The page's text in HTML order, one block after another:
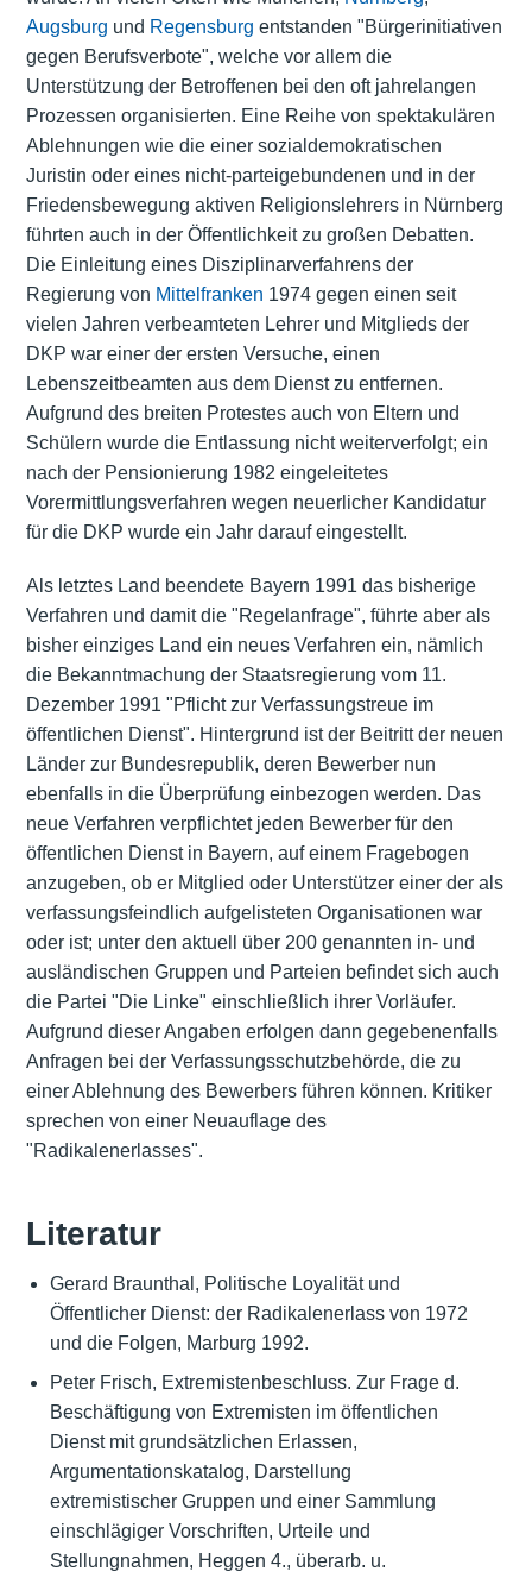
Augsburg und Regensburg entstanden "Bürgerinitiativen
gegen Berufsverbote", welche vor allem die
Unterstützung der Betroffenen bei den oft jahrelangen
Prozessen organisierten. Eine Reihe von spektakulären
Ablehnungen wie die einer sozialdemokratischen
Juristin oder eines nicht-parteigebundenen und in der
Friedensbewegung aktiven Religionslehrers in Nürnberg
führten auch in der Öffentlichkeit zu großen Debatten.
Die Einleitung eines Disziplinarverfahrens der
Regierung von Mittelfranken 1974 gegen einen seit
vielen Jahren verbeamteten Lehrer und Mitglieds der
DKP war einer der ersten Versuche, einen
Lebenszeitbeamten aus dem Dienst zu entfernen.
Aufgrund des breiten Protestes auch von Eltern und
Schülern wurde die Entlassung nicht weiterverfolgt; ein
nach der Pensionierung 1982 eingeleitetes
Vorermittlungsverfahren wegen neuerlicher Kandidatur
für die DKP wurde ein Jahr darauf eingestellt.
Als letztes Land beendete Bayern 1991 das bisherige
Verfahren und damit die "Regelanfrage", führte aber als
bisher einziges Land ein neues Verfahren ein, nämlich
die Bekanntmachung der Staatsregierung vom 11.
Dezember 1991 "Pflicht zur Verfassungstreue im
öffentlichen Dienst". Hintergrund ist der Beitritt der neuen
Länder zur Bundesrepublik, deren Bewerber nun
ebenfalls in die Überprüfung einbezogen werden. Das
neue Verfahren verpflichtet jeden Bewerber für den
öffentlichen Dienst in Bayern, auf einem Fragebogen
anzugeben, ob er Mitglied oder Unterstützer einer der als
verfassungsfeindlich aufgelisteten Organisationen war
oder ist; unter den aktuell über 200 genannten in- und
ausländischen Gruppen und Parteien befindet sich auch
die Partei "Die Linke" einschließlich ihrer Vorläufer.
Aufgrund dieser Angaben erfolgen dann gegebenenfalls
Anfragen bei der Verfassungsschutzbehörde, die zu
einer Ablehnung des Bewerbers führen können. Kritiker
sprechen von einer Neuauflage des
"Radikalenerlasses".
Literatur
Gerard Braunthal, Politische Loyalität und
Öffentlicher Dienst: der Radikalenerlass von 1972
und die Folgen, Marburg 1992.
Peter Frisch, Extremistenbeschluss. Zur Frage d.
Beschäftigung von Extremisten im öffentlichen
Dienst mit grundsätzlichen Erlassen,
Argumentationskatalog, Darstellung
extremistischer Gruppen und einer Sammlung
einschlägiger Vorschriften, Urteile und
Stellungnahmen, Heggen 4., überarb. u.